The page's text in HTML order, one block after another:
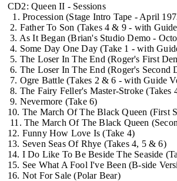
CD2: Queen II - Sessions
1. Procession (Stage Intro Tape - April
2. Father To Son (Takes 4 & 9 - with
3. As It Began (Brian's Studio Demo -
4. Some Day One Day (Take 1 - with
5. The Loser In The End (Roger's First
6. The Loser In The End (Roger's Second
7. Ogre Battle (Takes 2 & 6 - with Guide
8. The Fairy Feller's Master-Stroke (Takes
9. Nevermore (Take 6)
10. The March Of The Black Queen (First
11. The March Of The Black Queen
12. Funny How Love Is (Take 4)
13. Seven Seas Of Rhye (Takes 4, 5 & 6)
14. I Do Like To Be Beside The Seaside
15. See What A Fool I've Been (B-side
16. Not For Sale (Polar Bear)